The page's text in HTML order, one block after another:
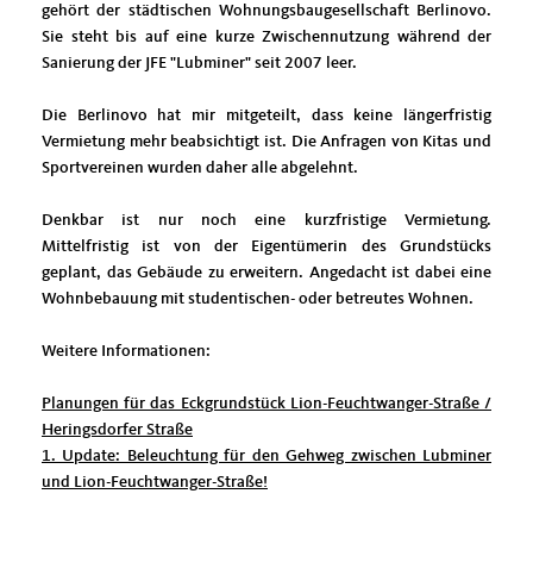
gehört der städtischen Wohnungsbaugesellschaft Berlinovo.
Sie steht bis auf eine kurze Zwischennutzung während der
Sanierung der JFE "Lubminer" seit 2007 leer.
Die Berlinovo hat mir mitgeteilt, dass keine längerfristig
Vermietung mehr beabsichtigt ist. Die Anfragen von Kitas und
Sportvereinen wurden daher alle abgelehnt.
Denkbar ist nur noch eine kurzfristige Vermietung.
Mittelfristig ist von der Eigentümerin des Grundstücks
geplant, das Gebäude zu erweitern. Angedacht ist dabei eine
Wohnbebauung mit studentischen- oder betreutes Wohnen.
Weitere Informationen:
Planungen für das Eckgrundstück Lion-Feuchtwanger-Straße /
Heringsdorfer Straße
1. Update: Beleuchtung für den Gehweg zwischen Lubminer
und Lion-Feuchtwanger-Straße!